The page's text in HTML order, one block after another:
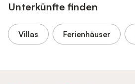
Unterkünfte finden
Villas Ferienhäuser